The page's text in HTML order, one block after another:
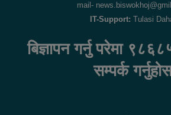
mail-
IT-Support: Tulasi
बिज्ञापन गर्नु परेमा
सम्पर्क